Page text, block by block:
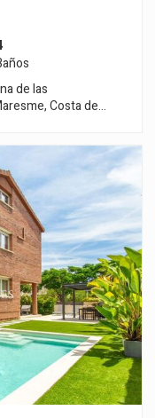
de las
Costa de
vestidor, zona para
cocina donde
comedor y cocina
jardín está en
de la
nocturno
y zona de
Maresme durante